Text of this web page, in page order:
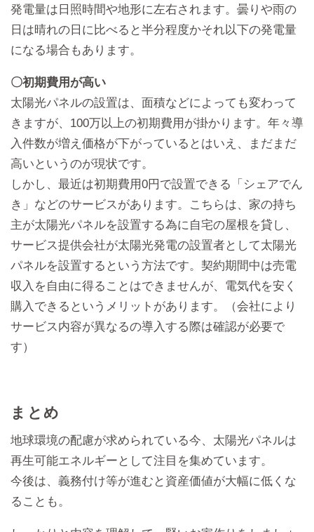
発電量は日照時間や地形に左右されます。曇りや雨の
日は晴れの日に比べると半分程度かそれ以下の発電量
になる場合もあります。
〇初期費用が高い
太陽光パネルの設置は、面積などによっても変わって
きますが、100万以上の初期費用が掛かります。年々導
入件数が増え価格が下がっているとはいえ、まだまだ
高いというのが現状です。
しかし、最近は初期費用0円で設置できる「シェアでん
き」などのサービスがあります。こちらは、家の持ち
主が太陽光パネルを設置する為に自宅の屋根を貸し、
サービス提供会社が太陽光発電の設置者として太陽光
パネルを設置するという方法です。契約期間中は売電
収入を自由に得ることはできませんが、電気代を安く
購入できるというメリットがあります。（会社により
サービス内容が異なるの導入する際は確認が必要で
す）
まとめ
地球環境の配慮が求められている今、太陽光パネルは
再生可能エネルギーとして注目を集めています。
今後は、義務付け等が進むと資産価値が大幅に低くな
ることも。